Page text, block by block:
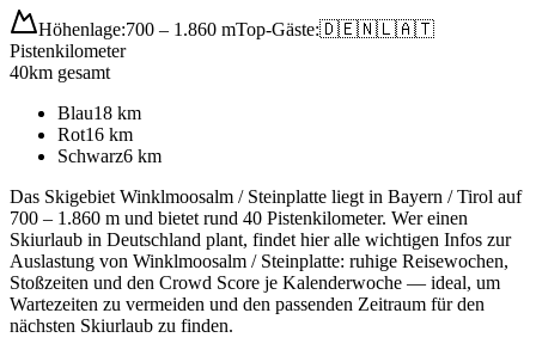
Höhenlage:700 – 1.860 mTop-Gäste:🇩🇪🇳🇱🇦🇹
Pistenkilometer
40km gesamt
Blau18 km
Rot16 km
Schwarz6 km
Das Skigebiet Winklmoosalm / Steinplatte liegt in Bayern / Tirol auf
700 – 1.860 m und bietet rund 40 Pistenkilometer. Wer einen
Skiurlaub in Deutschland plant, findet hier alle wichtigen Infos zur
Auslastung von Winklmoosalm / Steinplatte: ruhige Reisewochen,
Stoßzeiten und den Crowd Score je Kalenderwoche — ideal, um
Wartezeiten zu vermeiden und den passenden Zeitraum für den
nächsten Skiurlaub zu finden.